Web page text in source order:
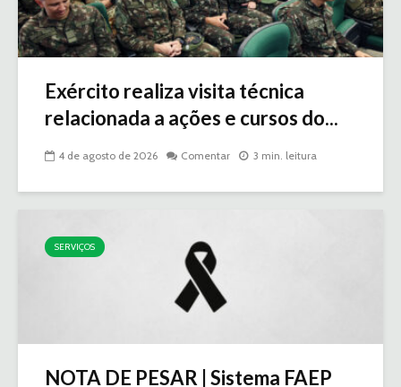
Exército realiza visita técnica
relacionada a ações e cursos do...
4 de agosto de 2026 Comentar 3 min. leitura
SERVIÇOS
NOTA DE PESAR | Sistema FAEP